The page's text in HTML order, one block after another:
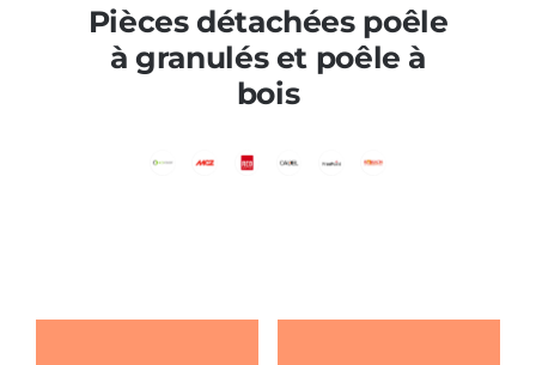
Pièces détachées poêle
à granulés et poêle à
bois